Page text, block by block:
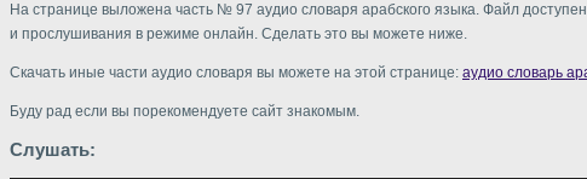
На странице выложена часть № 97 аудио словаря арабского языка. Файл
и прослушивания в режиме онлайн. Сделать это вы можете ниже.
Скачать иные части аудио словаря вы можете на этой странице: аудио словарь
Буду рад если вы порекомендуете сайт знакомым.
Слушать: